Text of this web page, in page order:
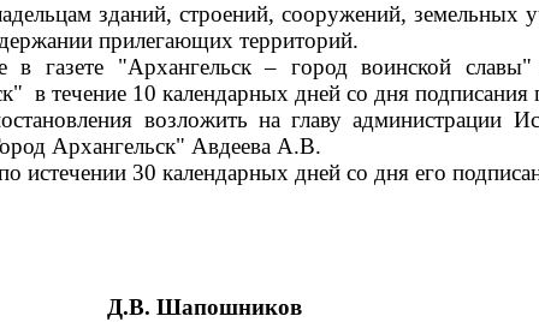
зданий, строений, сооружений, земельных
прилегающих территорий.
в газете "Архангельск – город воинской
в течение 10 календарных дней со дня подписания
возложить на главу администрации
Архангельск" Авдеева А.В.
истечении 30 календарных дней со дня его
Д.В. Шапошников